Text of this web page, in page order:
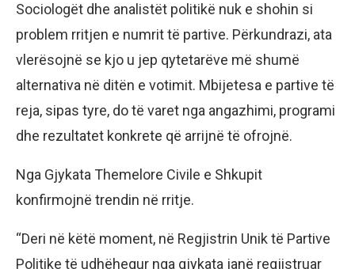
Sociologët dhe analistët politikë nuk e shohin si
problem rritjen e numrit të partive. Përkundrazi, ata
vlerësojnë se kjo u jep qytetarëve më shumë
alternativa në ditën e votimit. Mbijetesa e partive të
reja, sipas tyre, do të varet nga angazhimi, programi
dhe rezultatet konkrete që arrijnë të ofrojnë.
Nga Gjykata Themelore Civile e Shkupit
konfirmojnë trendin në rritje.
“Deri në këtë moment, në Regjistrin Unik të Partive
Politike të udhëhequr nga gjykata janë regjistruar